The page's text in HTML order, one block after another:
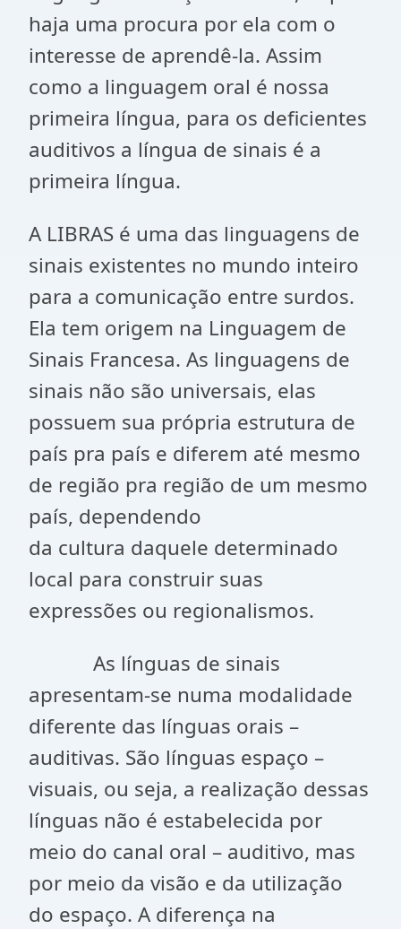
haja uma procura por ela com o
interesse de aprendê-la. Assim
como a linguagem oral é nossa
primeira língua, para os deficientes
auditivos a língua de sinais é a
primeira língua.
A LIBRAS é uma das linguagens de
sinais existentes no mundo inteiro
para a comunicação entre surdos.
Ela tem origem na Linguagem de
Sinais Francesa. As linguagens de
sinais não são universais, elas
possuem sua própria estrutura de
país pra país e diferem até mesmo
de região pra região de um mesmo
país, dependendo
da cultura daquele determinado
local para construir suas
expressões ou regionalismos.
As línguas de sinais
apresentam-se numa modalidade
diferente das línguas orais –
auditivas. São línguas espaço –
visuais, ou seja, a realização dessas
línguas não é estabelecida por
meio do canal oral – auditivo, mas
por meio da visão e da utilização
do espaço. A diferença na